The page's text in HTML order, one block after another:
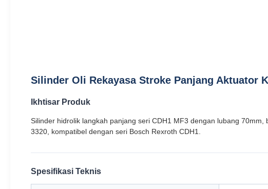
Silinder Oli Rekayasa Stroke Panjang Aktuator
Ikhtisar Produk
Silinder hidrolik langkah panjang seri CDH1 MF3 dengan lubang
3320, kompatibel dengan seri Bosch Rexroth CDH1.
Spesifikasi Teknis